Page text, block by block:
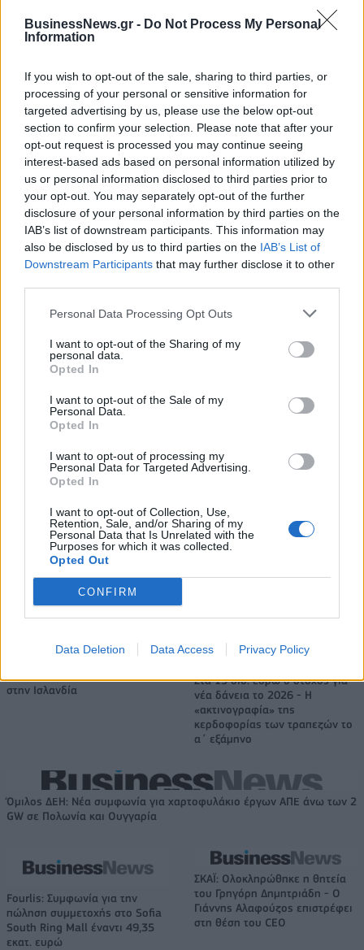
BusinessNews.gr - Do Not Process My Personal
Information
If you wish to opt-out of the sale, sharing to third parties, or
processing of your personal or sensitive information for
targeted advertising by us, please use the below opt-out
section to confirm your selection. Please note that after your
opt-out request is processed you may continue seeing
interest-based ads based on personal information utilized by
us or personal information disclosed to third parties prior to
your opt-out. You may separately opt-out of the further
disclosure of your personal information by third parties on the
IAB’s list of downstream participants. This information may
also be disclosed by us to third parties on the IAB’s List of
Downstream Participants that may further disclose it to other
Personal Data Processing Opt Outs
I want to opt-out of the Sharing of my
personal data.
Opted In
I want to opt-out of the Sale of my
Personal Data.
Opted In
I want to opt-out of processing my
Personal Data for Targeted Advertising.
Opted In
I want to opt-out of Collection, Use,
Retention, Sale, and/or Sharing of my
Personal Data that Is Unrelated with the
Purposes for which it was collected.
Opted Out
CONFIRM
Data Deletion Data Access Privacy Policy
χρηματιστηριακό προϊόν, έχει “θάψει” τις φθηνές εγχώριες
επέκτασης των ΑΠΕ και του πανάκριβου εισαγόμενου
φυσικού αερίου, οδηγώντας μέχρι και στον “τραγέλαφο” των
αυξήσεων στην τιμή της χονδρικής, επειδή οι ιδιώτες
παραγωγοί εξάγουν το πλεόνασμα ενέργειας σε άλλες
χώρες της ΕΕ».
ΚΥΒΕΡΝΗΤΙΚΕΣ ΠΑΡΕΜΒΑΣΕΙΣ ΡΕΥΜΑ
Εθνική Παίδων: Ξέσπασε 86-63 στη Γεωργία, αλλά αποχώρησε
τραυματίας ο Σπανός
στην Ισλανδία
Στα 15 δισ. ευρώ ο στόχος για
νέα δάνεια το 2026 - Η
«ακτινογραφία» της
κερδοφορίας των τραπεζών το
α΄ εξάμηνο
Όμιλος ΔΕΗ: Νέα συμφωνία για χαρτοφυλάκιο έργων ΑΠΕ άνω των 2
GW σε Πολωνία και Ουγγαρία
Fourlis: Συμφωνία για την
πώληση συμμετοχής στο Sofia
South Ring Mall έναντι 49,35
εκατ. ευρώ
ΣΚΑΪ: Ολοκληρώθηκε η θητεία
του Γρηγόρη Δημητριάδη - Ο
Γιάννης Αλαφούζος επιστρέφει
στη θέση του CEO